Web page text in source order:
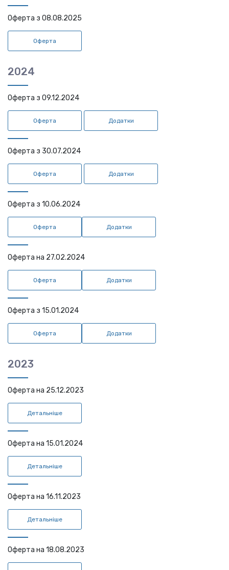
Оферта з 08.08.2025
Оферта
2024
Оферта з 09.12.2024
Оферта Додатки
Оферта з 30.07.2024
Оферта Додатки
Оферта з 10.06.2024
Оферта Додатки
Оферта на 27.02.2024
Оферта Додатки
Оферта з 15.01.2024
Оферта Додатки
2023
Оферта на 25.12.2023
Детальніше
Оферта на 15.01.2024
Детальніше
Оферта на 16.11.2023
Детальніше
Оферта на 18.08.2023